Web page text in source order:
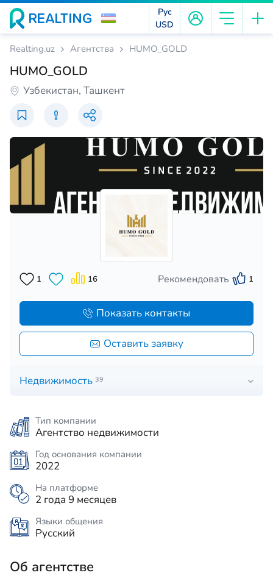
Рус
USD
Realting.uz Агентства HUMO_GOLD
HUMO_GOLD
Узбекистан, Ташкент
1 16 Рекомендовать 1
Оставить заявку
Показать контакты
Недвижимость 39
Тип компании
Агентство недвижимости
Год основания компании
2022
На платформе
2 года 9 месяцев
Языки общения
Русский
Об агентстве